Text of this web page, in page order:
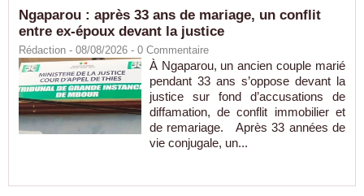
Ngaparou : après 33 ans de mariage, un conflit
entre ex-époux devant la justice
Rédaction - 08/08/2026 - 0 Commentaire
À Ngaparou, un ancien couple marié
pendant 33 ans s’oppose devant la
justice sur fond d’accusations de
diffamation, de conflit immobilier et
de remariage. Après 33 années de
vie conjugale, un...